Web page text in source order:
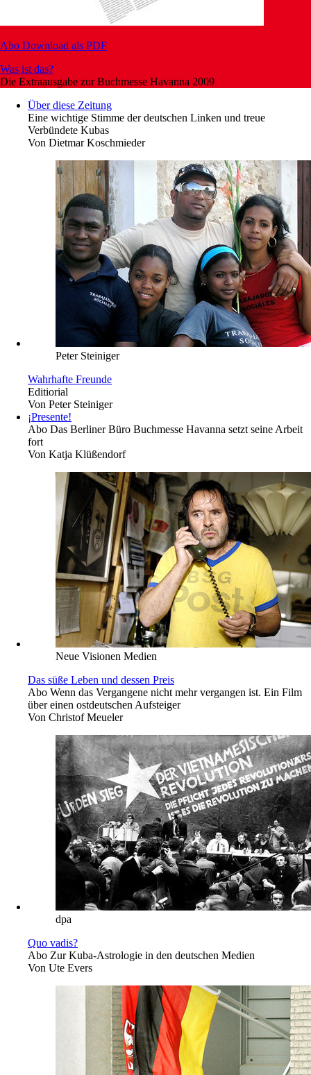
Abo Download als PDF
Was ist das?
Die Extraausgabe zur Buchmesse Havanna 2009
Über diese Zeitung
Eine wichtige Stimme der deutschen Linken und treue
Verbündete Kubas
Von Dietmar Koschmieder
Peter Steiniger
Wahrhafte Freunde
Editiorial
Von Peter Steiniger
¡Presente!
Abo Das Berliner Büro Buchmesse Havanna setzt seine Arbeit
fort
Von Katja Klüßendorf
Neue Visionen Medien
Das süße Leben und dessen Preis
Abo Wenn das Vergangene nicht mehr vergangen ist. Ein Film
über einen ostdeutschen Aufsteiger
Von Christof Meueler
dpa
Quo vadis?
Abo Zur Kuba-Astrologie in den deutschen Medien
Von Ute Evers